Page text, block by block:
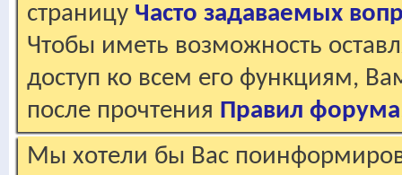
страницу Часто задаваемых
Чтобы иметь возможность
доступ ко всем его функциям,
после прочтения Правил форума
Мы хотели бы Вас